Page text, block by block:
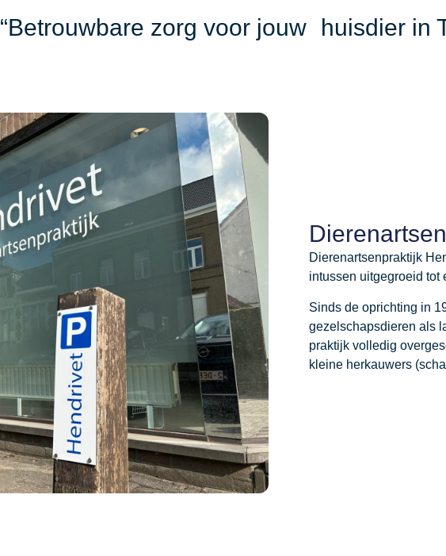
“Betrouwbare zorg voor jouw huisdier in
Dierenartsenpraktijk
intussen uitgegroeid tot
Sinds de oprichting in
gezelschapsdieren als
praktijk volledig
kleine herkauwers